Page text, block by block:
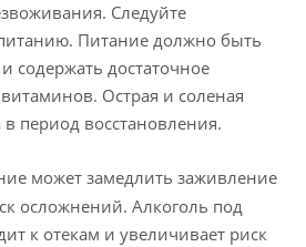
Следуйте
Питание должно быть
содержать достаточное
Острая и соленая
период восстановления.
может замедлить заживление
осложнений. Алкоголь под
к отекам и увеличивает риск